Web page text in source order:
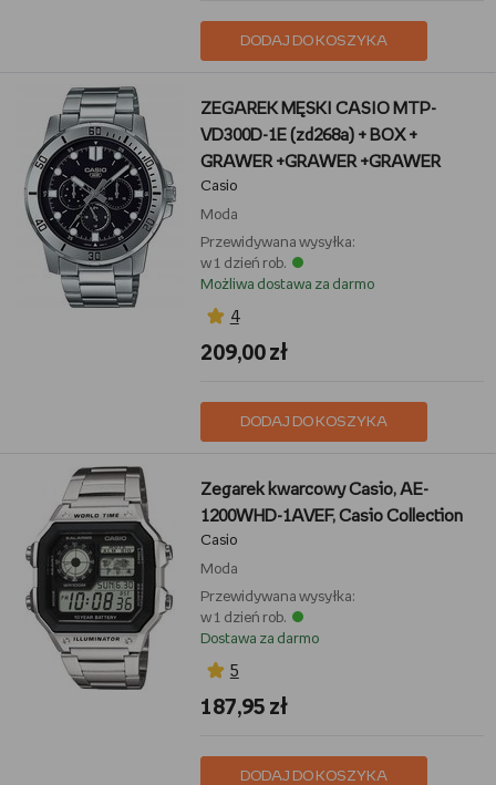
DODAJ DO KOSZYKA
ZEGAREK MĘSKI CASIO MTP-
VD300D-1E (zd268a) + BOX +
GRAWER +GRAWER +GRAWER
Casio
Moda
Przewidywana wysyłka:
w 1 dzień rob.
Możliwa dostawa za darmo
4
209,00 zł
DODAJ DO KOSZYKA
Zegarek kwarcowy Casio, AE-
1200WHD-1AVEF, Casio Collection
Casio
Moda
Przewidywana wysyłka:
w 1 dzień rob.
Dostawa za darmo
5
187,95 zł
DODAJ DO KOSZYKA